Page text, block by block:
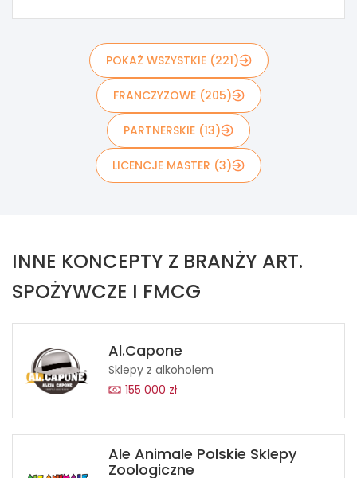
POKAŻ WSZYSTKIE (221)
FRANCZYZOWE (205)
PARTNERSKIE (13)
LICENCJE MASTER (3)
INNE KONCEPTY Z BRANŻY ART.
SPOŻYWCZE I FMCG
Al.Capone
Sklepy z alkoholem
155 000 zł
Ale Animale Polskie Sklepy
Zoologiczne